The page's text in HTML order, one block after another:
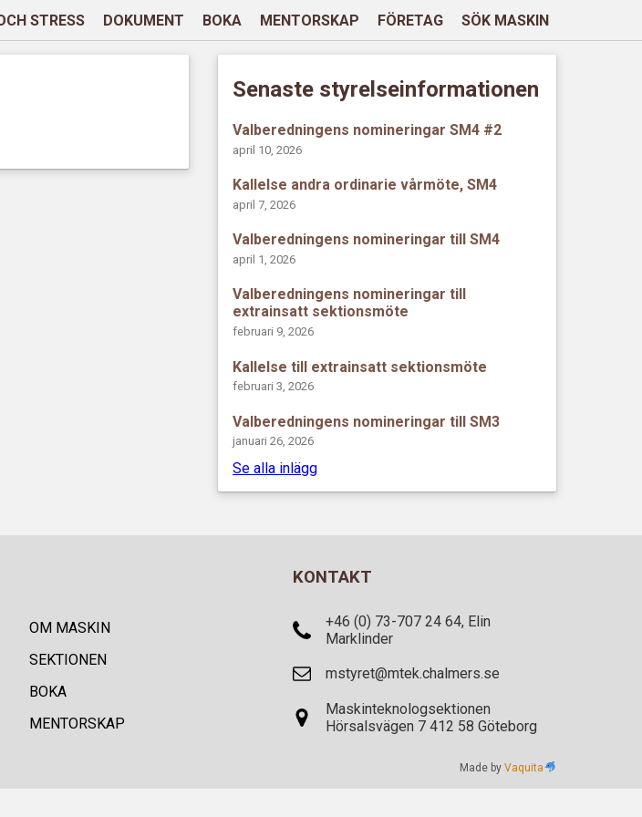
STRESS DOKUMENT BOKA MENTORSKAP FÖRETAG SÖK MASKIN
Senaste styrelseinformationen
Valberedningens nomineringar SM4 #2
april 10, 2026
Kallelse andra ordinarie vårmöte, SM4
april 7, 2026
Valberedningens nomineringar till SM4
april 1, 2026
Valberedningens nomineringar till
extrainsatt sektionsmöte
februari 9, 2026
Kallelse till extrainsatt sektionsmöte
februari 3, 2026
Valberedningens nomineringar till SM3
januari 26, 2026
Se alla inlägg
OM MASKIN
SEKTIONEN
BOKA
MENTORSKAP
KONTAKT
+46 (0) 73-707 24 64, Elin
Marklinder
mstyret@mtek.chalmers.se
Maskinteknologsektionen
Hörsalsvägen 7 412 58 Göteborg
Made byVaquita